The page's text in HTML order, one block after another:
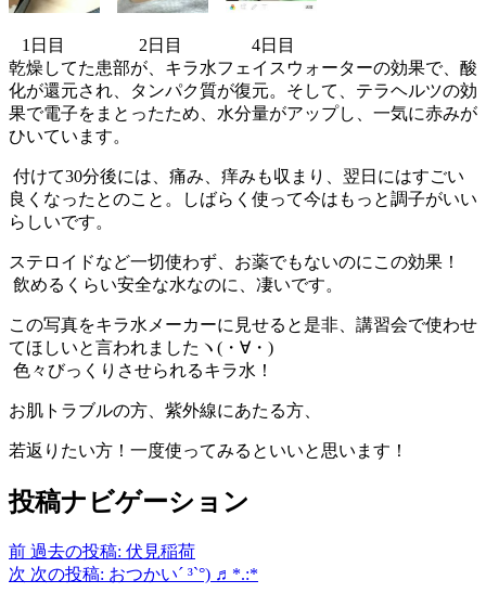
1日目 2日目 4日目
乾燥してた患部が、キラ水フェイスウォーターの効果で、酸
化が還元され、タンパク質が復元。そして、テラヘルツの効
果で電子をまとったため、水分量がアップし、一気に赤みが
ひいています。
付けて30分後には、痛み、痒みも収まり、翌日にはすごい
良くなったとのこと。しばらく使って今はもっと調子がいい
らしいです。
ステロイドなど一切使わず、お薬でもないのにこの効果！
飲めるくらい安全な水なのに、凄いです。
この写真をキラ水メーカーに見せると是非、講習会で使わせ
てほしいと言われましたヽ(・∀・)
色々びっくりさせられるキラ水！
お肌トラブルの方、紫外線にあたる方、
若返りたい方！一度使ってみるといいと思います！
投稿ナビゲーション
前 過去の投稿: 伏見稲荷
次 次の投稿: おつかい´ ³`°) ♬︎*.:*